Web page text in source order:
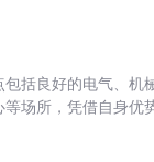
括良好的电气、机
场所，凭借自身优